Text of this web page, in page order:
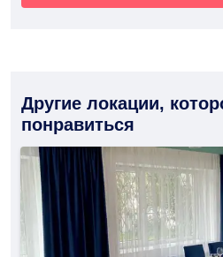
Другие локации,
понравиться